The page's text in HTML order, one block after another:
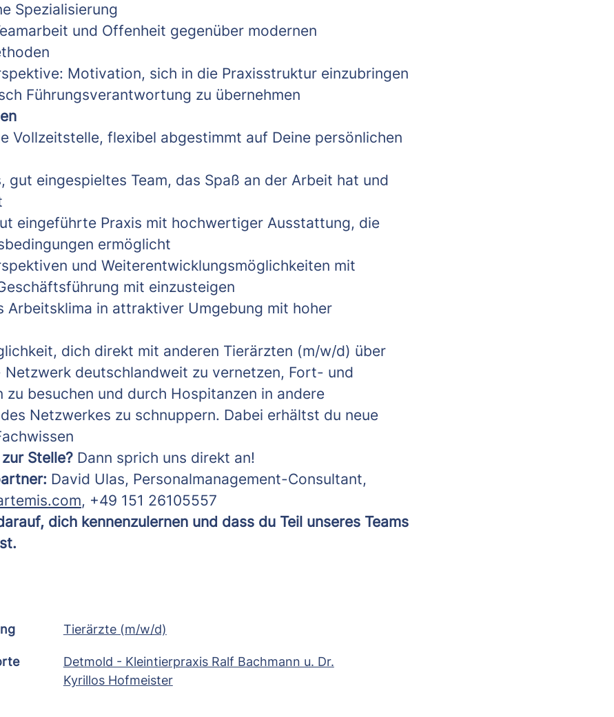
Spezialisierung
und Offenheit gegenüber modernen
Motivation, sich in die Praxisstruktur einzubringen
Führungsverantwortung zu übernehmen
Vollzeitstelle, flexibel abgestimmt auf Deine persönlichen
gut eingespieltes Team, das Spaß an der Arbeit hat und
eingeführte Praxis mit hochwertiger Ausstattung, die
ermöglicht
und Weiterentwicklungsmöglichkeiten mit
mit einzusteigen
Arbeitsklima in attraktiver Umgebung mit hoher
dich direkt mit anderen Tierärzten (m/w/d) über
Netzwerk deutschlandweit zu vernetzen, Fort- und
zu besuchen und durch Hospitanzen in andere
Netzwerkes zu schnuppern. Dabei erhältst du neue
Stelle? Dann sprich uns direkt an!
David Ulas, Personalmanagement-Consultant,
, +49 151 26105557
dich kennenzulernen und dass du Teil unseres Teams
Tierärzte (m/w/d)
Detmold - Kleintierpraxis Ralf Bachmann u. Dr.
Kyrillos Hofmeister